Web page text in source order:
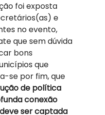
foi exposta
e
no evento,
que sem dúvida
bons
que
se por fim, que
de política
conexão
ser captada